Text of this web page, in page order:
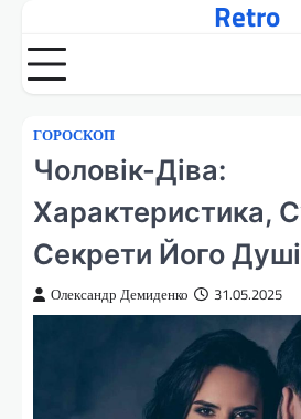
вмісту
Retro
ГОРОСКОП
Чоловік-Діва:
Характеристика,
Секрети Його Душі
Олександр Демиденко 31.05.2025